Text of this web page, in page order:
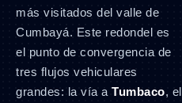
más visitados del valle de
Cumbayá. Este redondel es
el punto de convergencia de
tres flujos vehiculares
grandes: la vía a Tumbaco, el